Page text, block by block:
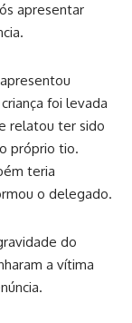
apresentar
foi levada
relatou ter sido
próprio tio.
teria
o delegado.
do
a vítima